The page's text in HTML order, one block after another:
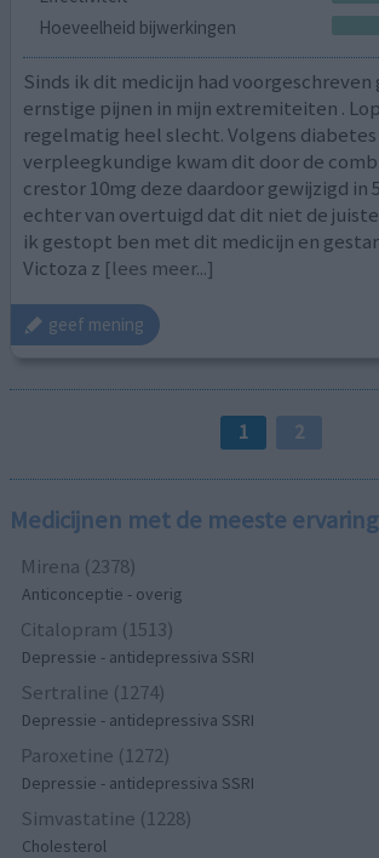
Hoeveelheid bijwerkingen
Sinds ik dit medicijn had voorgeschreven
ernstige pijnen in mijn extremiteiten .
regelmatig heel slecht. Volgens diabetes
verpleegkundige kwam dit door de
crestor 10mg deze daardoor gewijzigd in
echter van overtuigd dat dit niet de juiste
ik gestopt ben met dit medicijn en
Victoza z [lees meer...]
geef mening
1 2
Medicijnen met de meeste
Mirena (2378)
Anticonceptie - overig
Citalopram (1513)
Depressie - antidepressiva SSRI
Sertraline (1274)
Depressie - antidepressiva SSRI
Paroxetine (1272)
Depressie - antidepressiva SSRI
Simvastatine (1228)
Cholesterol